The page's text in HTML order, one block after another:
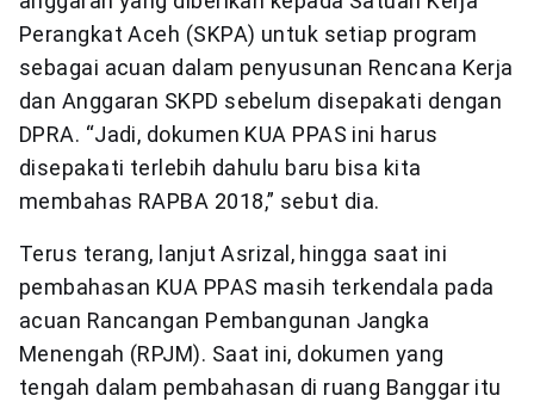
Perangkat Aceh (SKPA) untuk setiap program
sebagai acuan dalam penyusunan Rencana Kerja
dan Anggaran SKPD sebelum disepakati dengan
DPRA. “Jadi, dokumen KUA PPAS ini harus
disepakati terlebih dahulu baru bisa kita
membahas RAPBA 2018,” sebut dia.
Terus terang, lanjut Asrizal, hingga saat ini
pembahasan KUA PPAS masih terkendala pada
acuan Rancangan Pembangunan Jangka
Menengah (RPJM). Saat ini, dokumen yang
tengah dalam pembahasan di ruang Banggar itu